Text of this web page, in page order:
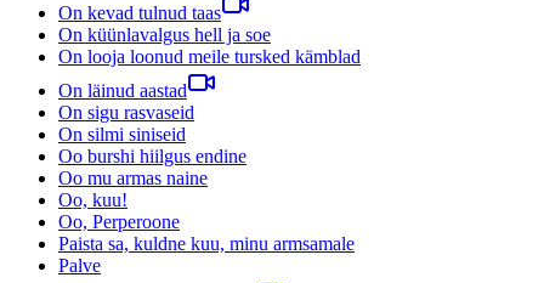
On kevad tulnud taas
On küünlavalgus hell ja soe
On looja loonud meile tursked kämblad
On läinud aastad
On sigu rasvaseid
On silmi siniseid
Oo burshi hiilgus endine
Oo mu armas naine
Oo, kuu!
Oo, Perperoone
Paista sa, kuldne kuu, minu armsamale
Palve